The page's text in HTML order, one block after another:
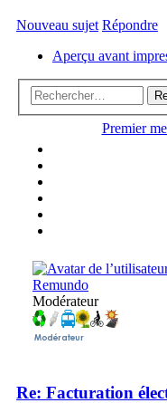
Nouveau sujet Répondre
Aperçu avant
Premier
Remundo
Modérateur
Re: Facturation